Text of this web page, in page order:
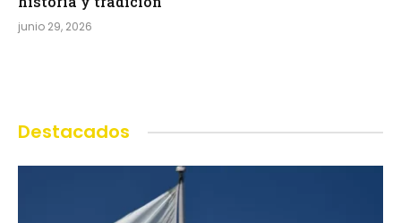
junio 29, 2026
Destacados